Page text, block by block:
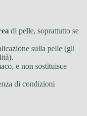
di pelle, soprattutto se
sulla pelle (gli
e non sostituisce
di condizioni